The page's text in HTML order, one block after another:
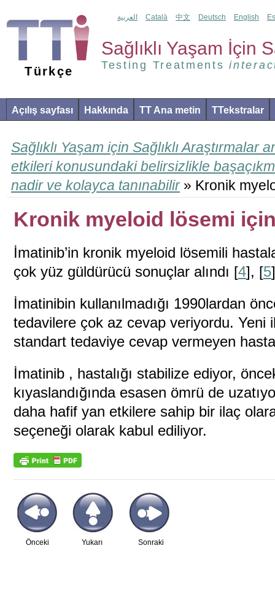
Türkçe
Sağlıklı Yaşam İçin
Testing Treatments
العربية Català 中文 Deutsch English
Açılış sayfası Hakkında TT Ana metin TTekstralar
Sağlıklı Yaşam için Sağlıklı Araştırmalar
etkileri konusundaki belirsizlikle
nadir ve kolayca tanınabilir» Kronik
Kronik myeloid lösemi
İmatinib’in kronik myeloid lösemili
çok yüz güldürücü sonuçlar alındı [4], [5
İmatinibin kullanılmadığı 1990lardan
tedavilere çok az cevap veriyordu. Yeni
standart tedaviye cevap vermeyen
İmatinib , hastalığı stabilize ediyor,
kıyaslandığında esasen ömrü de
daha hafif yan etkilere sahip bir ilaç
seçeneği olarak kabul ediliyor.
Yukarı
Önceki Sonraki